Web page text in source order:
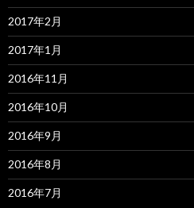
2017年2月
2017年1月
2016年11月
2016年10月
2016年9月
2016年8月
2016年7月